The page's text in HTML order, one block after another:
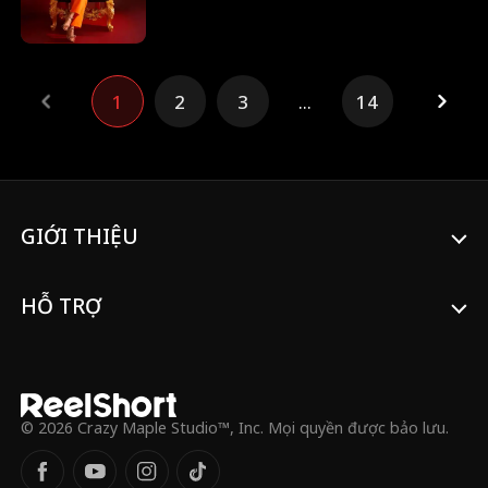
thừa kế, đòi lại con gái và cho tất cả thấy
uy quyền của một nữ hoàng thực thụ.
1 2 3 ... 14
GIỚI THIỆU
HỖ TRỢ
© 2026 Crazy Maple Studio™, Inc. Mọi quyền được bảo lưu.